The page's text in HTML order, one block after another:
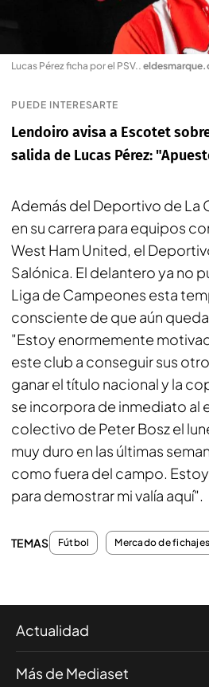
Lucas Pérez ficha por el PSV..
PUEDE INTERESARTE
Lendoiro avisa a Escotet
salida de Lucas Pérez:
Además del Deportivo de La
en su carrera para equipos
West Ham United, el
Salónica. El delantero ya no
Liga de Campeones esta
consciente de que aún
"Estoy enormemente
este club a conseguir sus
ganar el título nacional y la
se incorpora de inmediato al
colectivo de Peter Bosz el
muy duro en las últimas
como fuera del campo.
para demostrar mi valía aquí".
TEMAS Fútbol Mercado de fichajes
Actualidad
Más de Mediaset